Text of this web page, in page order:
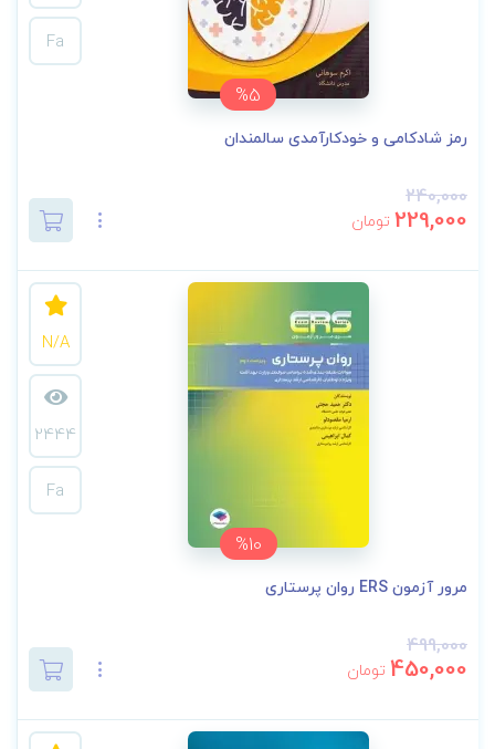
%5
Fa
رمز شادکامی و خودکارآمدی سالمندان
240,000
229,000 تومان
%10
N/A
2444
Fa
مرور آزمون ERS روان پرستاری
499,000
450,000 تومان